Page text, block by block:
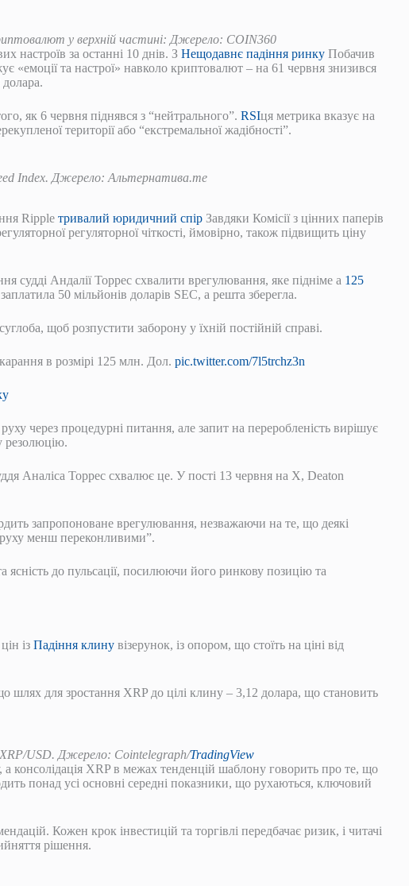
у верхній частині: Джерело: COIN360
настроїв за останні 10 днів. З Нещодавнє падіння ринку Побачив
«емоції та настрої» навколо криптовалют – на 61 червня знизився
як 6 червня піднявся з “нейтрального”. RSIця метрика вказує на
території або “екстремальної жадібності”.
Index. Джерело: Альтернатива.me
Ripple тривалий юридичний спір Завдяки Комісії з цінних паперів
регуляторної чіткості, ймовірно, також підвищить ціну
судді Андалії Торрес схвалити врегулювання, яке підніме a 125
50 мільйонів доларів SEC, а решта зберегла.
щоб розпустити заборону у їхній постійній справі.
в розмірі 125 млн. Дол. pic.twitter.com/7l5trchz3n
через процедурні питання, але запит на переробленість вирішує
резолюцію.
Аналіса Торрес схвалює це. У пості 13 червня на X, Deaton
запропоноване врегулювання, незважаючи на те, що деякі
менш переконливими”.
до пульсації, посилюючи його ринкову позицію та
із Падіння клину візерунок, із опором, що стоїть на ціні від
шлях для зростання XRP до цілі клину – 3,12 долара, що становить
XRP/USD. Джерело: Cointelegraph/TradingView
а консолідація XRP в межах тенденцій шаблону говорить про те, що
понад усі основні середні показники, що рухаються, ключовий
Кожен крок інвестицій та торгівлі передбачає ризик, і читачі
рішення.